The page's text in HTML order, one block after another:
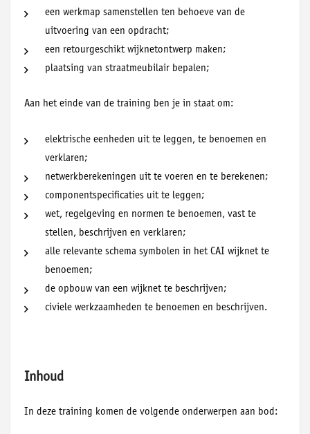
een werkmap samenstellen ten behoeve van de
uitvoering van een opdracht;
een retourgeschikt wijknetontwerp maken;
plaatsing van straatmeubilair bepalen;
Aan het einde van de training ben je in staat om:
elektrische eenheden uit te leggen, te benoemen en
verklaren;
netwerkberekeningen uit te voeren en te berekenen;
componentspecificaties uit te leggen;
wet, regelgeving en normen te benoemen, vast te
stellen, beschrijven en verklaren;
alle relevante schema symbolen in het CAI wijknet te
benoemen;
de opbouw van een wijknet te beschrijven;
civiele werkzaamheden te benoemen en beschrijven.
Inhoud
In deze training komen de volgende onderwerpen aan bod: